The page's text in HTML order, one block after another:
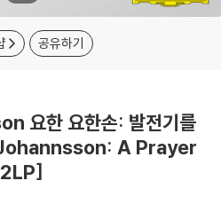
공유하기
요한 요한손: 발전기를
A Prayer